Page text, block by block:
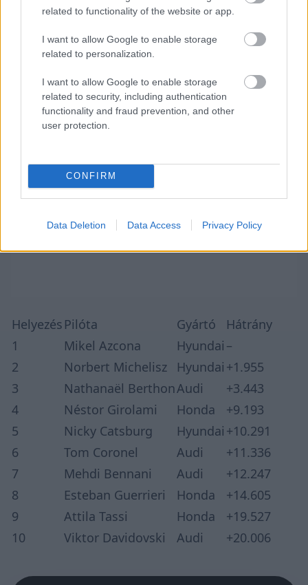
related to functionality of the website or app.
I want to allow Google to enable storage
related to personalization.
I want to allow Google to enable storage
related to security, including authentication
functionality and fraud prevention, and other
user protection.
CONFIRM
Data Deletion Data Access Privacy Policy
szombat reggel nyolckor kezdődik.
A legjobb tíz sorrendje:
Helyezés Pilóta Gyártó
Hátrány
1
Mikel Azcona Hyundai –
2
Norbert Michelisz Hyundai +1.955
3
Nathanaël BerthonAudi
+3.443
4
Néstor Girolami Honda
+9.193
5
Nicky Catsburg Hyundai +10.291
6
Tom Coronel Audi
+11.336
7
Mehdi Bennani Audi
+12.247
8
Esteban Guerrieri Honda
+14.605
9
Attila Tassi Honda
+19.527
10
Viktor Davidovski Audi +20.006